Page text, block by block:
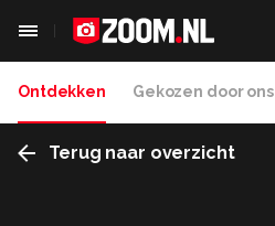
Ontdekken Gekozen door ons
Terug naar overzicht